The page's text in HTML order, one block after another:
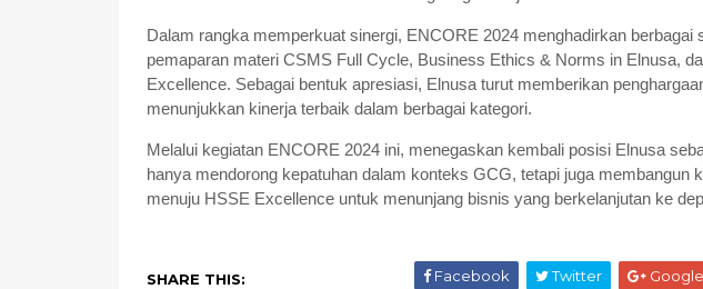
Dalam rangka memperkuat sinergi, ENCORE 2024 menghadirkan berbagai
pemaparan materi CSMS Full Cycle, Business Ethics & Norms in Elnusa,
Excellence. Sebagai bentuk apresiasi, Elnusa turut memberikan
menunjukkan kinerja terbaik dalam berbagai kategori.
Melalui kegiatan ENCORE 2024 ini, menegaskan kembali posisi Elnusa
hanya mendorong kepatuhan dalam konteks GCG, tetapi juga membangun
menuju HSSE Excellence untuk menunjang bisnis yang berkelanjutan ke
SHARE THIS: Facebook Twitter